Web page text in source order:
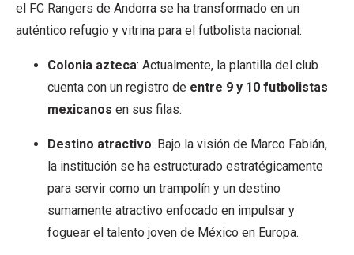
el FC Rangers de Andorra se ha transformado en un
auténtico refugio y vitrina para el futbolista nacional:
Colonia azteca: Actualmente, la plantilla del club
cuenta con un registro de entre 9 y 10 futbolistas
mexicanos en sus filas.
Destino atractivo: Bajo la visión de Marco Fabián,
la institución se ha estructurado estratégicamente
para servir como un trampolín y un destino
sumamente atractivo enfocado en impulsar y
foguear el talento joven de México en Europa.